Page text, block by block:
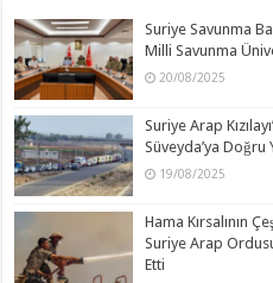
Suriye Savunma
Milli Savunma
20/08/2025
Suriye Arap
Süveyda’ya Doğru
19/08/2025
Hama Kırsalının
Suriye Arap
Etti